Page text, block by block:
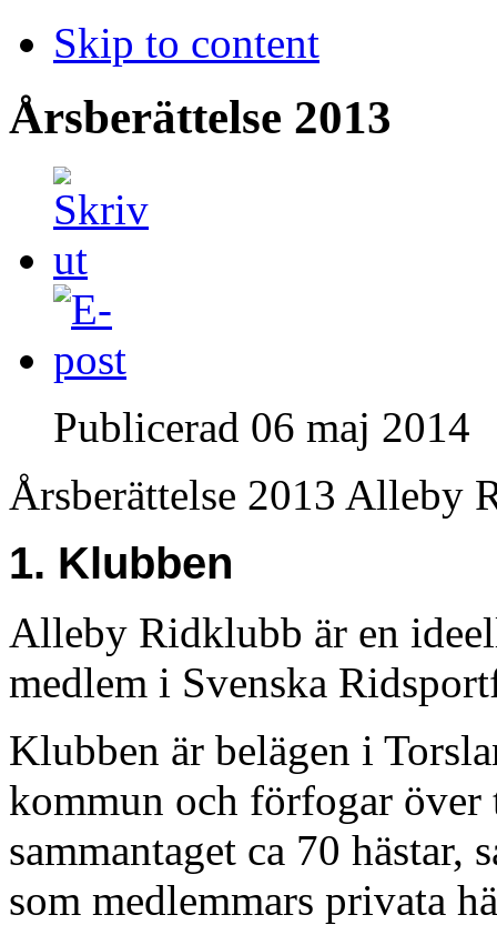
Skip to content
Årsberättelse 2013
Publicerad 06 maj 2014
Årsberättelse 2013 Alleby
1. Klubben
Alleby Ridklubb är en
medlem i Svenska
Klubben är belägen i
kommun och förfogar över
sammantaget ca 70 hästar,
som medlemmars privata